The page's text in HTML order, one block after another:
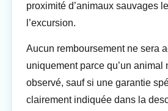
proximité d’animaux sauvages
l’excursion.
Aucun remboursement ne sera
uniquement parce qu’un animal
observé, sauf si une garantie
clairement indiquée dans la